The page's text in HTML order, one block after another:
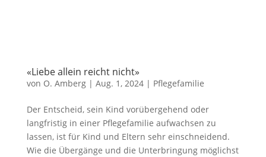
«Liebe allein reicht nicht»
von O. Amberg| Aug. 1, 2024| Pflegefamilie
Der Entscheid, sein Kind vorübergehend oder
langfristig in einer Pflegefamilie aufwachsen zu
lassen, ist für Kind und Eltern sehr einschneidend.
Wie die Übergänge und die Unterbringung möglichst